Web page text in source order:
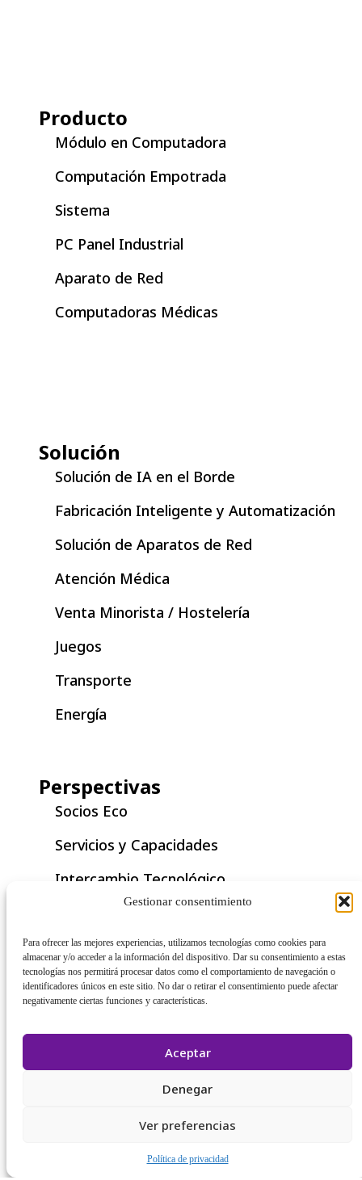
Gestionar consentimiento
Para ofrecer las mejores experiencias, utilizamos tecnologías como cookies para
almacenar y/o acceder a la información del dispositivo. Dar su consentimiento a estas
tecnologías nos permitirá procesar datos como el comportamiento de navegación o
identificadores únicos en este sitio. No dar o retirar el consentimiento puede afectar
negativamente ciertas funciones y características.
Aceptar
Denegar
Ver preferencias
Política de privacidad
Producto
Módulo en Computadora
Computación Empotrada
Sistema
PC Panel Industrial
Aparato de Red
Computadoras Médicas
Solución
Solución de IA en el Borde
Fabricación Inteligente y Automatización
Solución de Aparatos de Red
Atención Médica
Venta Minorista / Hostelería
Juegos
Transporte
Energía
Perspectivas
Socios Eco
Servicios y Capacidades
Intercambio Tecnológico
Historia de Éxito
Nota de Aplicación
Fundada en Taiwán en 1993